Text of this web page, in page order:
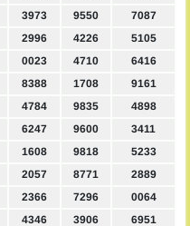
3973 9550
7087
2996 4226
5105
0023 4710
6416
8388 1708
9161
4784 9835
4898
6247 9600
3411
1608 9818
5233
2057 8771
2889
2366 7296
0064
4346 3906 6951